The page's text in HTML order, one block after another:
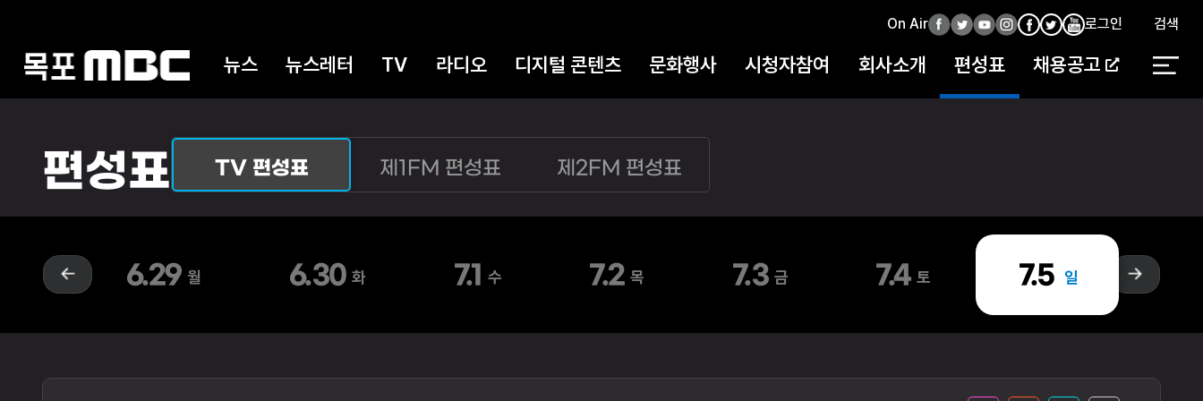
뉴스 뉴스레터 TV 라디오 디지털 콘텐츠 문화행사 시청자참여 회사소개 편성표 채용공고
On Air페 트
터
유
브
인
타
페 인
타
유
브
로그인 검색
편성표 TV 편성표 제1FM 편성표 제2FM 편성표
6.29 월 6.30화 7.1 수 7.2목 7.3 금 7.4토 7.5 일